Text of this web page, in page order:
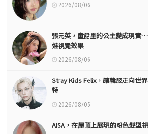
2026/08/06
張元英，童話里的公主變成現實
娃視覺效果
2026/08/06
Stray Kids Felix，讓韓服走向
特
2026/08/05
AISA，在屋頂上展現的粉色髮型